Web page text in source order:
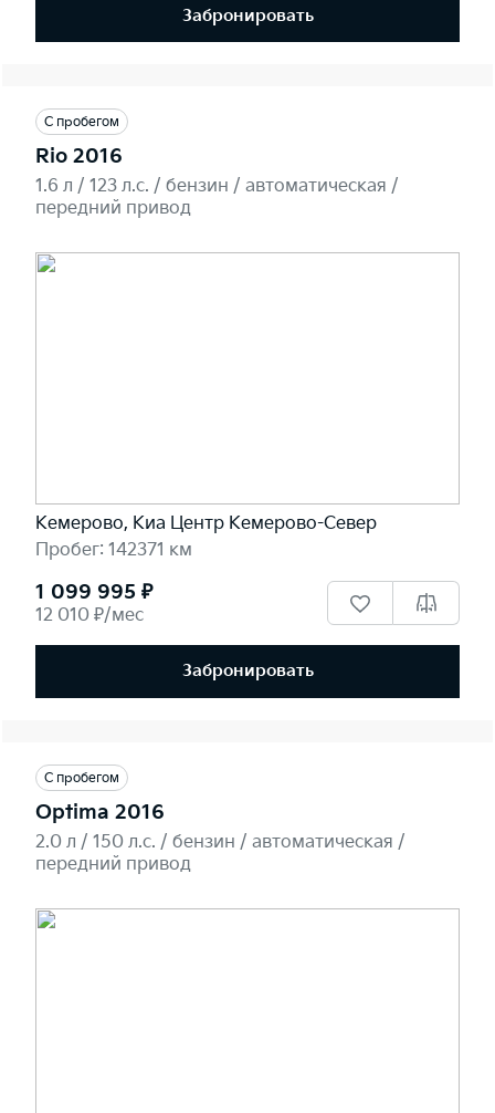
Забронировать
С пробегом
Rio 2016
1.6 л / 123 л.c. / бензин / автоматическая /
передний привод
Кемерово, Киа Центр Кемерово-Север
Пробег: 142371 км
1 099 995 ₽
12 010 ₽/мес
Забронировать
С пробегом
Optima 2016
2.0 л / 150 л.c. / бензин / автоматическая /
передний привод